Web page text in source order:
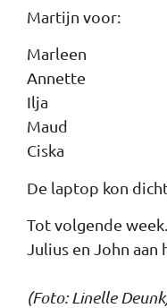
Martijn voor:
Marleen
Annette
Ilja
Maud
Ciska
De laptop kon
Tot volgende
Julius en John
(Foto: Linelle